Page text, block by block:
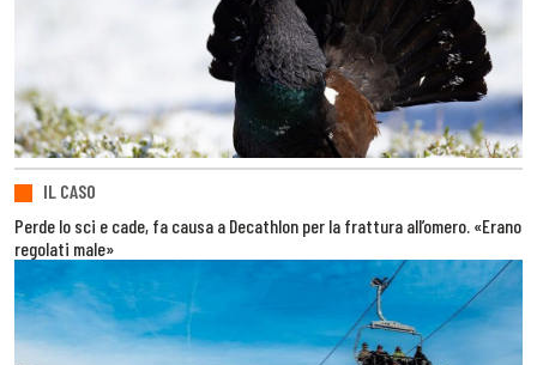
IL CASO
Perde lo sci e cade, fa causa a Decathlon per la frattura all’omero. «Erano
regolati male»